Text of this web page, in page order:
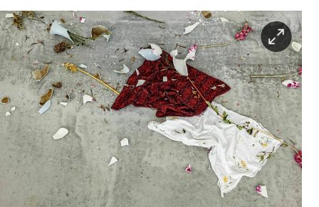
sport
berlin
nord
wahrheit
verlag
verlag
veranstaltungen